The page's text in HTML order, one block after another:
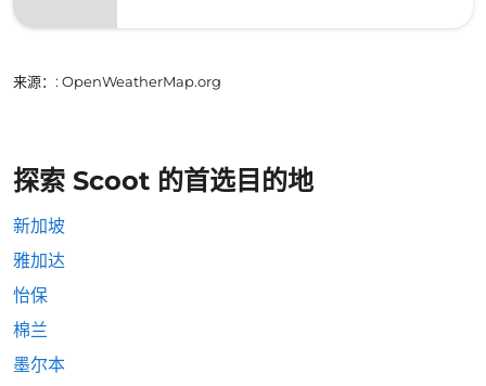
来源： : OpenWeatherMap.org
探索 Scoot 的首选目的地
新加坡
雅加达
怡保
棉兰
墨尔本